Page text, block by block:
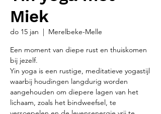
Miek
do 15 jan
  |
Merelbeke-Melle
Een moment van diepe rust en thuiskomen
bij jezelf.
Yin yoga is een rustige, meditatieve yogastijl
waarbij houdingen langdurig worden
aangehouden om diepere lagen van het
lichaam, zoals het bindweefsel, te